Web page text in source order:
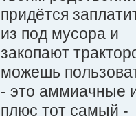
придётся
из под мусора и
закопают
можешь
- это аммиачные
плюс тот самый -